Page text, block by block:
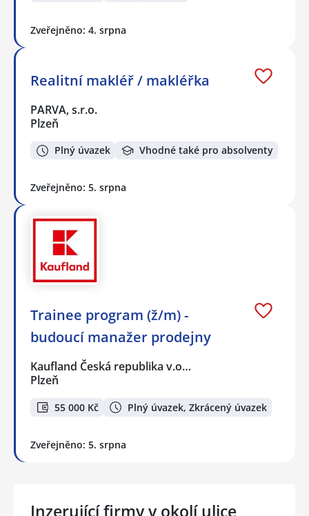
Zveřejněno: 4. srpna
Realitní makléř / makléřka
PARVA, s.r.o.
Plzeň
Plný úvazek Vhodné také pro absolventy
Zveřejněno: 5. srpna
Trainee program (ž/m) -
budoucí manažer prodejny
Kaufland Česká republika v.o…
Plzeň
55 000 Kč Plný úvazek, Zkrácený úvazek
Zveřejněno: 5. srpna
Inzerující firmy v okolí ulice